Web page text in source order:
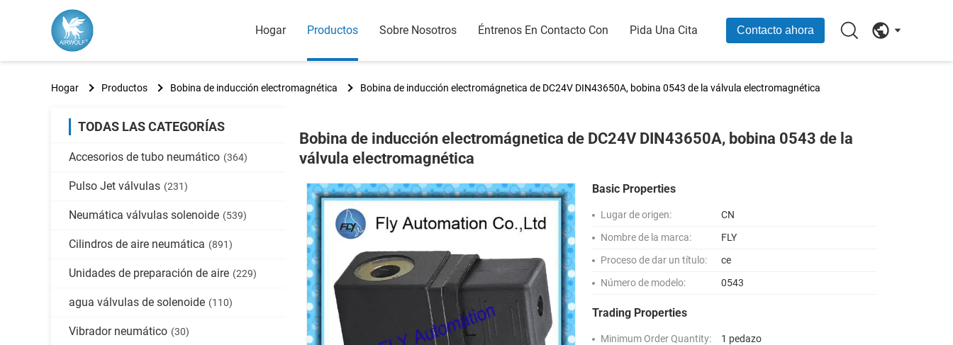
Hogar Productos Sobre Nosotros Éntrenos En Contacto Con Pida Una Cita Contacto ahora
Hogar Productos Bobina de inducción electromagnética Bobina de inducción electromágnetica de DC24V DIN43650A, bobina 0543 de la válvula electromagnética
TODAS LAS CATEGORÍAS
Accesorios de tubo neumático (364)
Pulso Jet válvulas (231)
Neumática válvulas solenoide (539)
Cilindros de aire neumática (891)
Unidades de preparación de aire (229)
agua válvulas de solenoide (110)
Vibrador neumático (30)
Bobina de inducción electromágnetica de DC24V DIN43650A, bobina 0543 de la
válvula electromagnética
Basic Properties
Lugar de origen:
CN
Nombre de la marca:
FLY
Proceso de dar un título:
ce
Número de modelo:
0543
Trading Properties
Minimum Order Quantity:
1 pedazo